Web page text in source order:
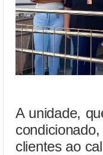
A unidade,
clientes ao